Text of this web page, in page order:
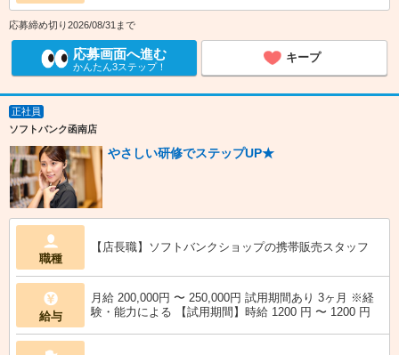
応募締め切り2026/08/31まで
応募画面へ進む
かんたん3ステップ！
キープ
正社員
ソフトバンク函南店
やさしい研修でステップUP★
職種
【店長職】ソフトバンクショップの携帯販売スタッフ
給与
月給 200,000円 〜 250,000円 試用期間あり 3ヶ月 ※経
験・能力による 【試用期間】時給 1200 円 〜 1200 円